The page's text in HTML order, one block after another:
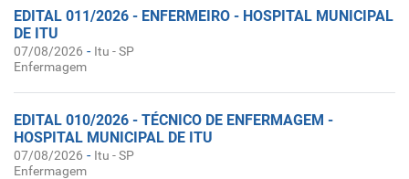
EDITAL 011/2026 - ENFERMEIRO - HOSPITAL MUNICIPAL
DE ITU
07/08/2026 - Itu - SP
Enfermagem
EDITAL 010/2026 - TÉCNICO DE ENFERMAGEM -
HOSPITAL MUNICIPAL DE ITU
07/08/2026 - Itu - SP
Enfermagem